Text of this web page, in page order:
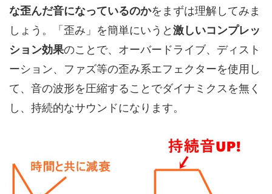
な歪んだ音になっているのかをまずは理解してみま
しょう。「歪み」を簡単にいうと激しいコンプレッ
ション効果のことで、オーバードライブ、ディスト
ーション、ファズ等の歪み系エフェクターを使用し
て、音の波形を圧縮することでダイナミクスを無く
し、持続的なサウンドになります。